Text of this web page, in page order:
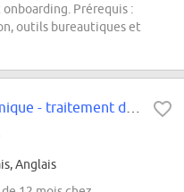
Prérequis :
outils bureautiques et
Anglais